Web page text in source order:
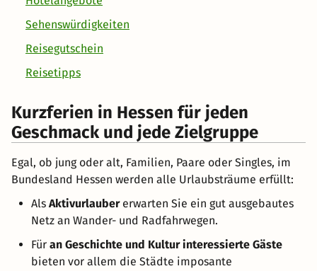
Sehenswürdigkeiten
Reisegutschein
Reisetipps
Kurzferien in Hessen für jeden
Geschmack und jede Zielgruppe
Egal, ob jung oder alt, Familien, Paare oder Singles, im
Bundesland Hessen werden alle Urlaubsträume erfüllt:
Als Aktivurlaubererwarten Sie ein gut ausgebautes
Netz an Wander- und Radfahrwegen.
Für an Geschichte und Kultur interessierte Gäste
bieten vor allem die Städte imposante